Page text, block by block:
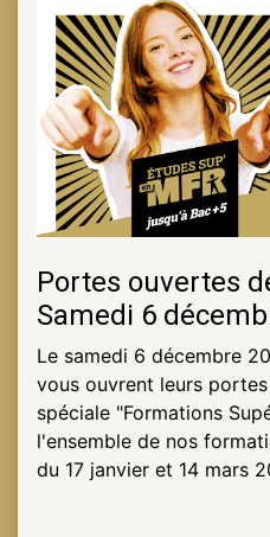
Portes ouvertes
Samedi 6
Le samedi 6 décembre
vous ouvrent leurs
spéciale "Formations
l'ensemble de nos
du 17 janvier et 14 mars